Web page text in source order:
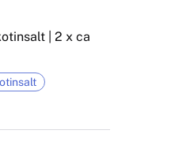
| 2 x ca